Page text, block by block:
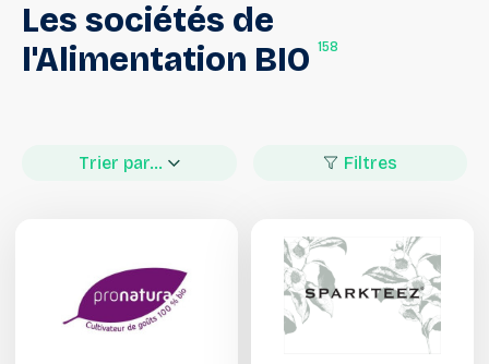
Les sociétés de
l'Alimentation BIO 158
Trier par... Filtres